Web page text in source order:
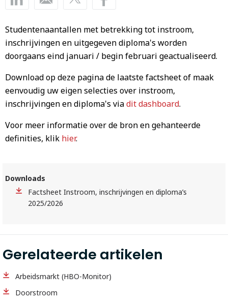
Studentenaantallen met betrekking tot instroom,
inschrijvingen en uitgegeven diploma's worden
doorgaans eind januari / begin februari geactualiseerd.
Download op deze pagina de laatste factsheet of maak
eenvoudig uw eigen selecties over instroom,
inschrijvingen en diploma's viadit dashboard.
Voor meer informatie over de bron en gehanteerde
definities, klik hier.
Downloads
Factsheet Instroom, inschrijvingen en diploma’s
2025/2026
Gerelateerde artikelen
Arbeidsmarkt (HBO-Monitor)
Doorstroom